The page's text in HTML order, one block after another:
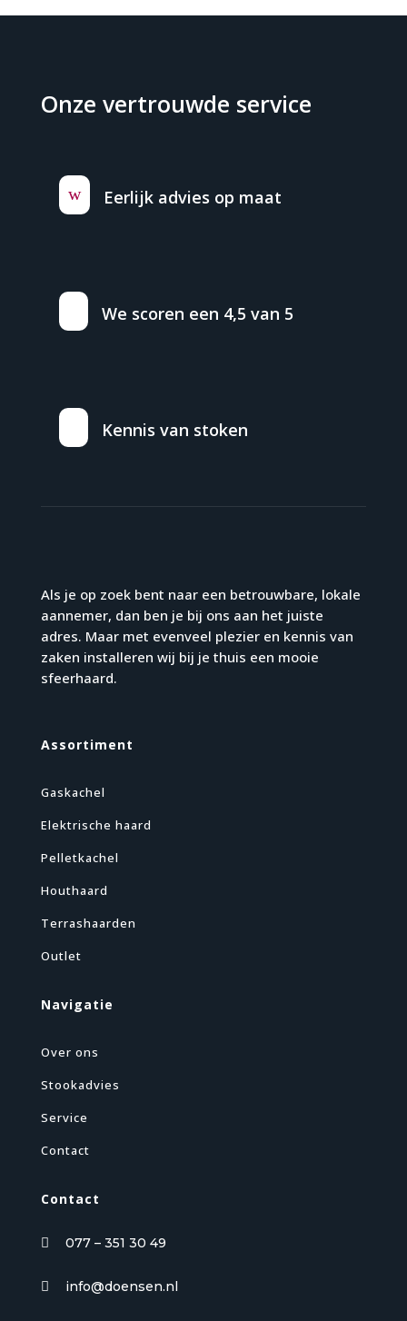
Onze vertrouwde service
w Eerlijk advies op maat
We scoren een 4,5 van 5
Kennis van stoken
Als je op zoek bent naar een betrouwbare, lokale
aannemer, dan ben je bij ons aan het juiste
adres. Maar met evenveel plezier en kennis van
zaken installeren wij bij je thuis een mooie
sfeerhaard.
Assortiment
Gaskachel
Elektrische haard
Pelletkachel
Houthaard
Terrashaarden
Outlet
Navigatie
Over ons
Stookadvies
Service
Contact
Contact
 077 – 351 30 49
 info@doensen.nl